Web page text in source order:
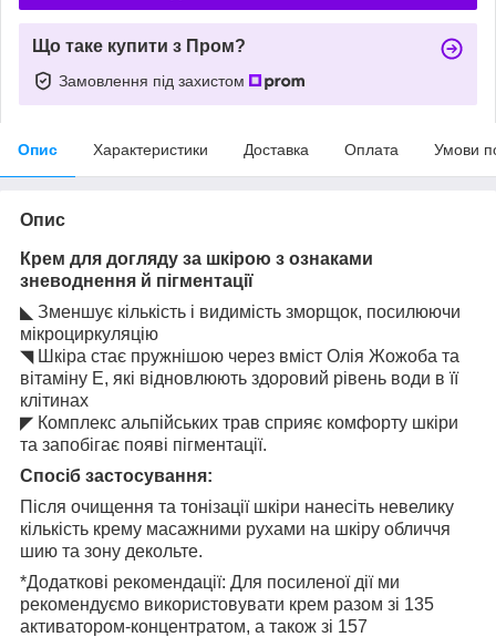
Що таке купити з Пром?
Замовлення під захистом
Опис Характеристики Доставка Оплата Умови
Опис
Крем для догляду за шкірою з ознаками
зневоднення й пігментації
◣ Зменшує кількість і видимість зморщок, посилюючи
мікроциркуляцію
◥ Шкіра стає пружнішою через вміст Олія Жожоба та
вітаміну Е, які відновлюють здоровий рівень води в її
клітинах
◤ Комплекс альпійських трав сприяє комфорту шкіри
та запобігає появі пігментації.
Спосіб застосування:
Після очищення та тонізації шкіри нанесіть невелику
кількість крему масажними рухами на шкіру обличчя
шию та зону декольте.
*Додаткові рекомендації: Для посиленої дії ми
рекомендуємо використовувати крем разом зі 135
активатором-концентратом, а також зі 157